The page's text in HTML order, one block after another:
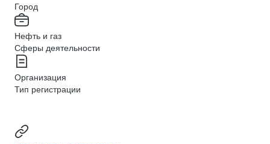
Город
Нефть и газ
Сферы деятельности
Организация
Тип регистрации